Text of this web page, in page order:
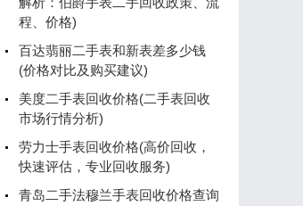
程、价格)
百达翡丽二手表和新表差多少钱
(价格对比及购买建议)
美度二手表回收价格(二手表回收
市场行情分析)
劳力士手表回收价格(高价回收，
快速评估，专业回收服务)
青岛二手法穆兰手表回收价格查询